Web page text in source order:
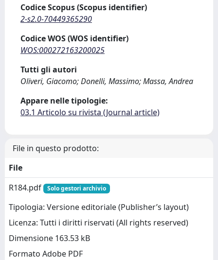
Codice Scopus (Scopus identifier)
2-s2.0-70449365290
Codice WOS (WOS identifier)
WOS:000272163200025
Tutti gli autori
Oliveri, Giacomo; Donelli, Massimo; Massa, Andrea
Appare nelle tipologie:
03.1 Articolo su rivista (Journal article)
File in questo prodotto:
File
R184.pdf
Solo gestori archivio
Tipologia: Versione editoriale (Publisher’s layout)
Licenza: Tutti i diritti riservati (All rights reserved)
Dimensione 163.53 kB
Formato Adobe PDF